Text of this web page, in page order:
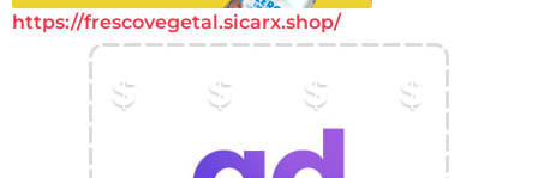
https://frescovegetal.sicarx.shop/